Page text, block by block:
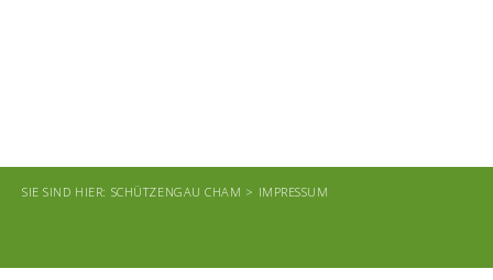
SIE SIND HIER: SCHÜTZENGAU CHAM > IMPRESSUM